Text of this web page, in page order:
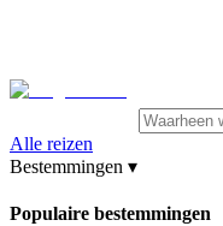
Alle reizen
Bestemmingen ▾
Populaire bestemmingen